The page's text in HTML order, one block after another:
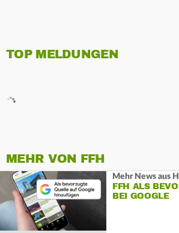
TOP MELDUNGEN
MEHR VON FFH
Mehr News aus
FFH ALS
BEI GOOGLE